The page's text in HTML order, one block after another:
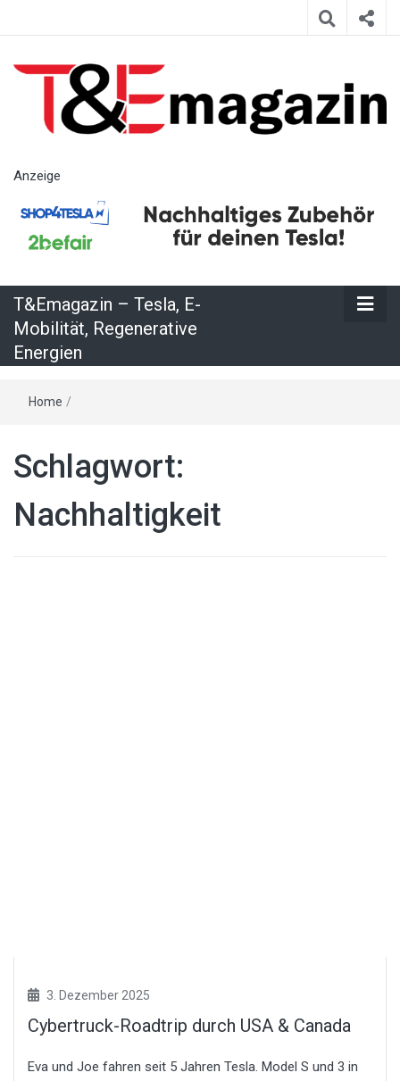
– Tesla, E-
Regenerative
Energien
Anzeige
T&Emagazin – Tesla, E-
Mobilität, Regenerative
Energien
Home /
Schlagwort:
Nachhaltigkeit
3. Dezember 2025
Cybertruck-Roadtrip durch USA & Canada
Eva und Joe fahren seit 5 Jahren Tesla. Model S und 3 in